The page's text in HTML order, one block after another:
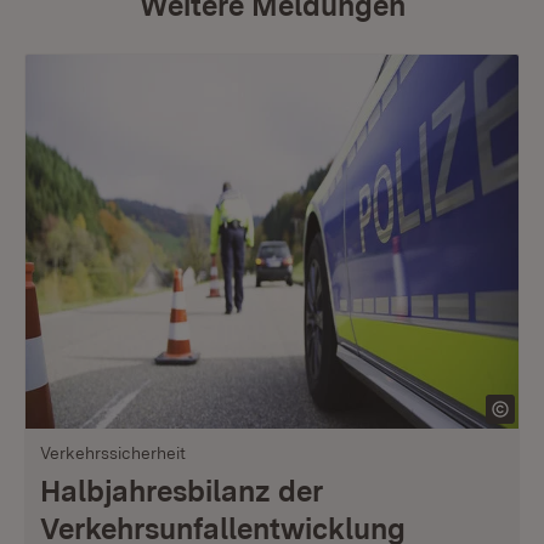
Verkehrssicherheit
Halbjahresbilanz der
Verkehrsunfallentwicklung